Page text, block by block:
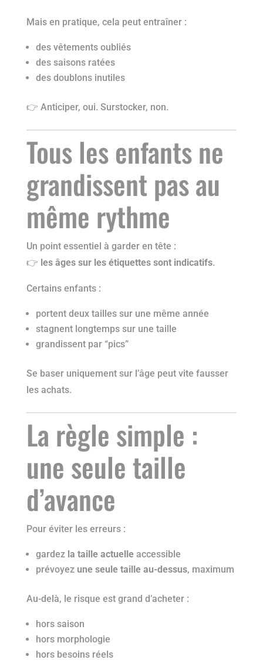
Mais en pratique, cela peut entraîner :
des vêtements oubliés
des saisons ratées
des doublons inutiles
👉 Anticiper, oui. Surstocker, non.
Tous les enfants ne
grandissent pas au
même rythme
Un point essentiel à garder en tête :
👉 les âges sur les étiquettes sont indicatifs.
Certains enfants :
portent deux tailles sur une même année
stagnent longtemps sur une taille
grandissent par “pics”
Se baser uniquement sur l’âge peut vite fausser
les achats.
La règle simple :
une seule taille
d’avance
Pour éviter les erreurs :
gardez la taille actuelleaccessible
prévoyez une seule taille au-dessus, maximum
Au-delà, le risque est grand d’acheter :
hors saison
hors morphologie
hors besoins réels